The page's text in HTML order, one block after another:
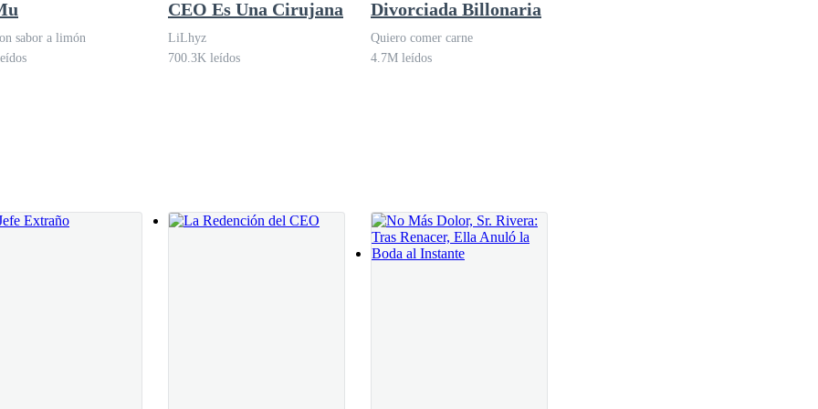
salir de sus labios. Haberlas tenido que decir le había dejado una amarga sensación.
estirando sus brazos
con Walter! —dijo Vania, viendo a Winter sentarse frente a ella. —Bueno, en estos momentos no debería de estar
es lo que ha sucedido.
sabor a limón
CEO Es Una Cirujana
LiLhyz
700.3K leídos
Divorciada Billonaria
Quiero comer carne
4.7M leídos